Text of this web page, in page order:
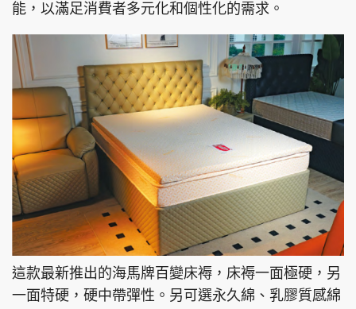
能，以滿足消費者多元化和個性化的需求。
這款最新推出的海⾺牌百變床褥，床褥⼀⾯極硬，另
⼀⾯特硬，硬中帶彈性。另可選永久綿、乳膠質感綿